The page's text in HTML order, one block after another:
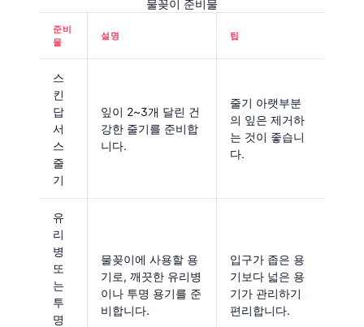
물꽂이 준비물
준비
물
설명 팁
스
킨
답
서
스
줄
기
잎이 2~3개 달린 건
강한 줄기를 준비합
니다.
줄기 아랫부분
의 잎은 제거하
는 것이 좋습니
다.
유
리
병
또
는
투
명
물꽂이에 사용할 용
기로, 깨끗한 유리병
이나 투명 용기를 준
비합니다.
입구가 좁은 용
기보다 넓은 용
기가 관리하기
편리합니다.